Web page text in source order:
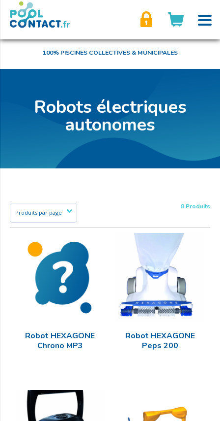
100% PISCINES COLLECTIVES & MUNICIPALES
Robots électriques
autonomes
8 Produits
Robot HEXAGONE
Chrono MP3
Robot HEXAGONE
Peps 200